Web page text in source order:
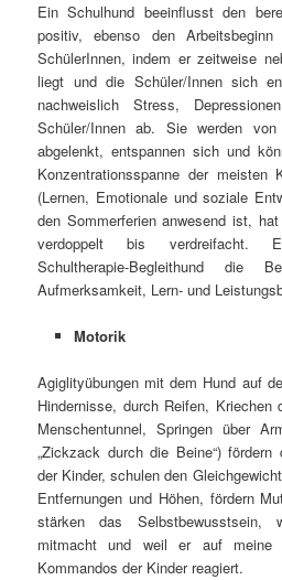
Ein Schulhund beeinflusst den
positiv, ebenso den
SchülerInnen, indem er zeitweise
liegt und die Schüler/Innen sich
nachweislich Stress,
Schüler/Innen ab. Sie werden
abgelenkt, entspannen sich und
Konzentrationsspanne der meisten
(Lernen, Emotionale und soziale
den Sommerferien anwesend ist,
verdoppelt bis verdreifacht.
Schultherapie-Begleithund die
Aufmerksamkeit, Lern- und
Motorik
Agiglityübungen mit dem Hund auf
Hindernisse, durch Reifen, Kriechen
Menschentunnel, Springen über
„Zickzack durch die Beine“)
der Kinder, schulen den
Entfernungen und Höhen, fördern
stärken das Selbstbewusstsein,
mitmacht und weil er auf meine
Kommandos der Kinder reagiert.